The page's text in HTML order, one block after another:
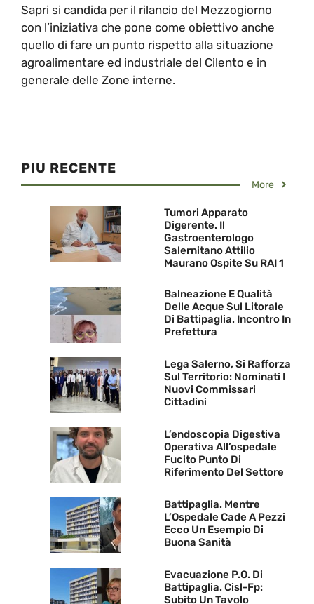
Sapri si candida per il rilancio del Mezzogiorno
con l’iniziativa che pone come obiettivo anche
quello di fare un punto rispetto alla situazione
agroalimentare ed industriale del Cilento e in
generale delle Zone interne.
PIU RECENTE
More
Tumori Apparato
Digerente. Il
Gastroenterologo
Salernitano Attilio
Maurano Ospite Su RAI 1
Balneazione E Qualità
Delle Acque Sul Litorale
Di Battipaglia. Incontro In
Prefettura
Lega Salerno, Si Rafforza
Sul Territorio: Nominati I
Nuovi Commissari
Cittadini
L’endoscopia Digestiva
Operativa All’ospedale
Fucito Punto Di
Riferimento Del Settore
Battipaglia. Mentre
L’Ospedale Cade A Pezzi
Ecco Un Esempio Di
Buona Sanità
Evacuazione P.O. Di
Battipaglia. Cisl-Fp:
Subito Un Tavolo